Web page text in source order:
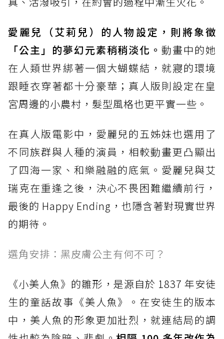
愛麗兒（艾莉兒）的人物設定，則將象徵
「公主」的夢幻元素稍稍淡化。動畫中的她
在人類世界綁著一個大蝴蝶結，就寢的環境
跟睡衣穿著都十分豪華；真人版則設定在皇
宮周邊的小農村，髮型風格也更平實一些。
在真人版電影中，愛麗兒的五姊妹也選用了
不同族群與人種的演員，相較動畫更凸顯出
了四海一家、和樂融融的底氣。愛麗兒與艾
瑞克在重逢之後，決心不畏困難繼續前行，
最後的 Happy Ending，也隱含著對現實世界
的期待。
選角安排：黑皮膚公主有何不可？
《小美人魚》的雛形，是源自於 1837 年安徒
生的童話故事《美人魚》。在安徒生的版本
中，美人魚的形象更加壯烈，就連結局的調